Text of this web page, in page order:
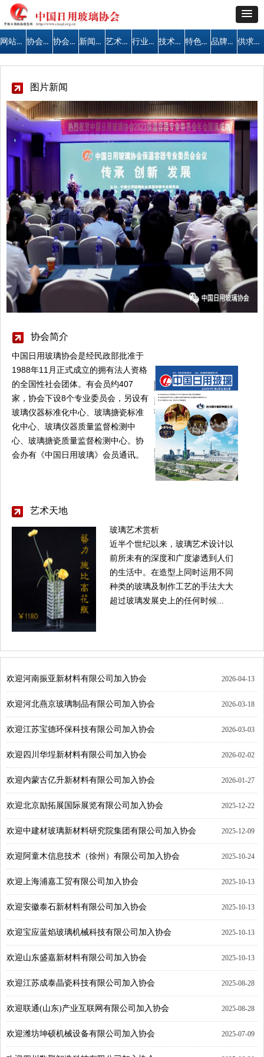
网站首页 协会简介 协会公告 新闻中心 艺术天地 行业管理 技术交流 特色区域 品牌建设 供求信息
图片新闻
协会简介
中国日用玻璃协会是经民政部批准于
1988年11月正式成立的拥有法人资格
的全国性社会团体。有会员约407
家，协会下设8个专业委员会，另设有
玻璃仪器标准化中心、玻璃搪瓷标准
化中心、玻璃仪器质量监督检测中
心、玻璃搪瓷质量监督检测中心。协
会办有《中国日用玻璃》会员通讯。
玻璃艺术赏析
近半个世纪以来，玻璃艺术设计以
前所未有的深度和广度渗透到人们
的生活中。在造型上同时运用不同
种类的玻璃及制作工艺的手法大大
超过玻璃发展史上的任何时候...
艺术天地
2026-04-13
欢迎河南振亚新材料有限公司加入协会
2026-03-18
欢迎河北燕京玻璃制品有限公司加入协会
2026-03-03
欢迎江苏宝德环保科技有限公司加入协会
2026-02-02
欢迎四川华埕新材料有限公司加入协会
2026-01-27
欢迎内蒙古亿升新材料有限公司加入协会
2025-12-22
欢迎北京励拓展国际展览有限公司加入协会
2025-12-09
欢迎中建材玻璃新材料研究院集团有限公司加入协会
2025-10-24
欢迎阿童木信息技术（徐州）有限公司加入协会
2025-10-13
欢迎上海浦嘉工贸有限公司加入协会
2025-10-13
欢迎安徽泰石新材料有限公司加入协会
2025-10-13
欢迎宝应蓝焰玻璃机械科技有限公司加入协会
2025-10-13
欢迎山东盛嘉新材料有限公司加入协会
2025-08-28
欢迎江苏成泰晶瓷科技有限公司加入协会
2025-08-28
欢迎联通(山东)产业互联网有限公司加入协会
2025-07-09
欢迎潍坊坤硕机械设备有限公司加入协会